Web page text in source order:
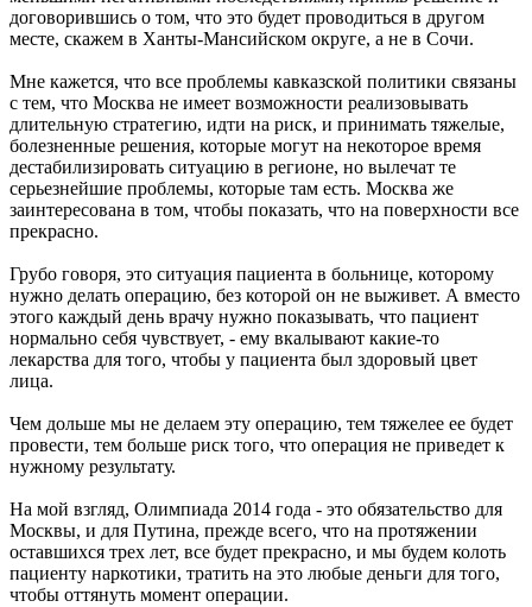
договорившись о том, что это будет проводиться в другом
месте, скажем в Ханты-Мансийском округе, а не в Сочи.
Мне кажется, что все проблемы кавказской политики связаны
с тем, что Москва не имеет возможности реализовывать
длительную стратегию, идти на риск, и принимать тяжелые,
болезненные решения, которые могут на некоторое время
дестабилизировать ситуацию в регионе, но вылечат те
серьезнейшие проблемы, которые там есть. Москва же
заинтересована в том, чтобы показать, что на поверхности все
прекрасно.
Грубо говоря, это ситуация пациента в больнице, которому
нужно делать операцию, без которой он не выживет. А вместо
этого каждый день врачу нужно показывать, что пациент
нормально себя чувствует, - ему вкалывают какие-то
лекарства для того, чтобы у пациента был здоровый цвет
лица.
Чем дольше мы не делаем эту операцию, тем тяжелее ее будет
провести, тем больше риск того, что операция не приведет к
нужному результату.
На мой взгляд, Олимпиада 2014 года - это обязательство для
Москвы, и для Путина, прежде всего, что на протяжении
оставшихся трех лет, все будет прекрасно, и мы будем колоть
пациенту наркотики, тратить на это любые деньги для того,
чтобы оттянуть момент операции.